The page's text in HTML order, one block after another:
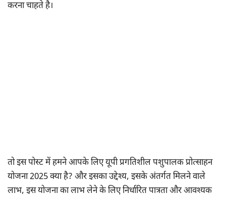
करना चाहते है।
तो इस पोस्ट में हमने आपके लिए यूपी प्रगतिशील पशुपालक प्रोत्साहन
योजना 2025 क्या है? और इसका उद्देश्य, इसके अंतर्गत मिलने वाले
लाभ, इस योजना का लाभ लेने के लिए निर्धारित पात्रता और आवश्यक